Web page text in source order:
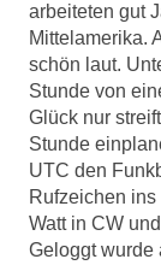
arbeiteten gut
Mittelamerika.
schön laut.
Stunde von
Glück nur
Stunde
UTC den
Rufzeichen
Watt in CW
Geloggt wurde